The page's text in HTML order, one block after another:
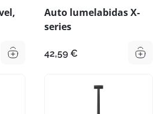
Auto lumelabidas X-
series
42,59 €